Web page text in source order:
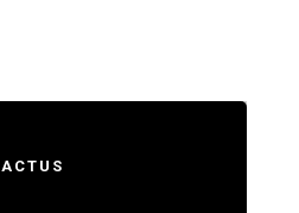
ACTUS